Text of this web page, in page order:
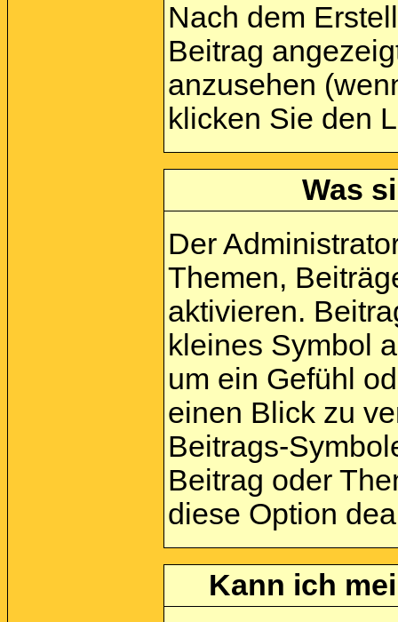
Nach dem
Beitrag
anzusehen
klicken Sie den
Was
Der
Themen,
aktivieren.
kleines Symbol
um ein Gefühl
einen Blick zu
Beitrags-
Beitrag oder
diese Option
Kann ich